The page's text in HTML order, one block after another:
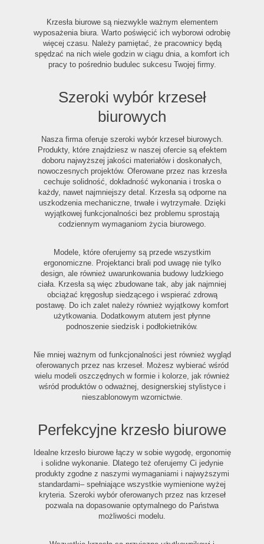
Krzesła biurowe są niezwykle ważnym elementem
wyposażenia biura. Warto poświęcić ich wyborowi odrobię
więcej czasu. Należy pamiętać, że pracownicy będą
spędzać na nich wiele godzin w ciągu dnia, a komfort ich
pracy to pośrednio budulec sukcesu Twojej firmy.
Szeroki wybór krzeseł
biurowych
Nasza firma oferuje szeroki wybór krzeseł biurowych.
Produkty, które znajdziesz w naszej ofercie są efektem
doboru najwyższej jakości materiałów i doskonałych,
nowoczesnych projektów. Oferowane przez nas krzesła
cechuje solidność, dokładność wykonania i troska o
każdy, nawet najmniejszy detal. Krzesła są odporne na
uszkodzenia mechaniczne, trwałe i wytrzymałe. Dzięki
wyjątkowej funkcjonalności bez problemu sprostają
codziennym wymaganiom życia biurowego.
Modele, które oferujemy są przede wszystkim
ergonomiczne. Projektanci brali pod uwagę nie tylko
design, ale również uwarunkowania budowy ludzkiego
ciała. Krzesła są więc zbudowane tak, aby jak najmniej
obciążać kręgosłup siedzącego i wspierać zdrową
postawę. Do ich zalet należy również wyjątkowy komfort
użytkowania. Dodatkowym atutem jest płynne
podnoszenie siedzisk i podłokietników.
Nie mniej ważnym od funkcjonalności jest również wygląd
oferowanych przez nas krzeseł. Możesz wybierać wśród
wielu modeli oszczędnych w formie i kolorze, jak również
wśród produktów o odważnej, designerskiej stylistyce i
nieszablonowym wzornictwie.
Perfekcyjne krzesło biurowe
Idealne krzesło biurowe łączy w sobie wygodę, ergonomię
i solidne wykonanie. Dlatego też oferujemy Ci jedynie
produkty zgodne z naszymi wymaganiami i najwyższymi
standardami– spełniające wszystkie wymienione wyżej
kryteria. Szeroki wybór oferowanych przez nas krzeseł
pozwala na dopasowanie optymalnego do Państwa
możliwości modelu.